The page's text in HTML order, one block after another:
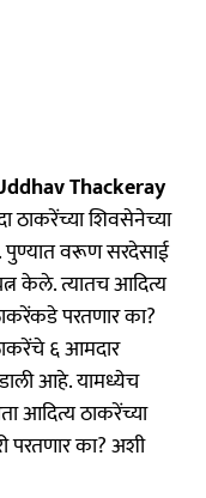
Thackeray
ठाकरेंच्या शिवसेनेच्या
पुण्यात वरूण सरदेसाई
केले. त्यातच आदित्य
परतणार का?
६ आमदार
आहे. यामध्येच
आदित्य ठाकरेंच्या
परतणार का? अशी